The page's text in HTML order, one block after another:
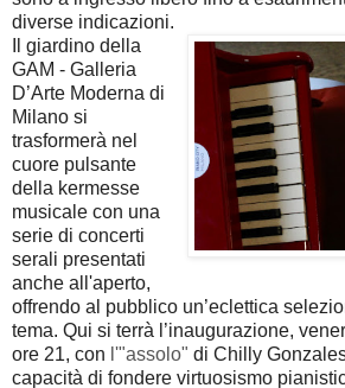
diverse indicazioni.
Il giardino della
GAM - Galleria
D’Arte Moderna di
Milano si
trasformerà nel
cuore pulsante
della kermesse
musicale con una
serie di concerti
serali presentati
anche all'aperto,
offrendo al pubblico un’eclettica
tema. Qui si terrà l’inaugurazione,
ore 21, con l'"assolo" di Chilly
capacità di fondere virtuosismo